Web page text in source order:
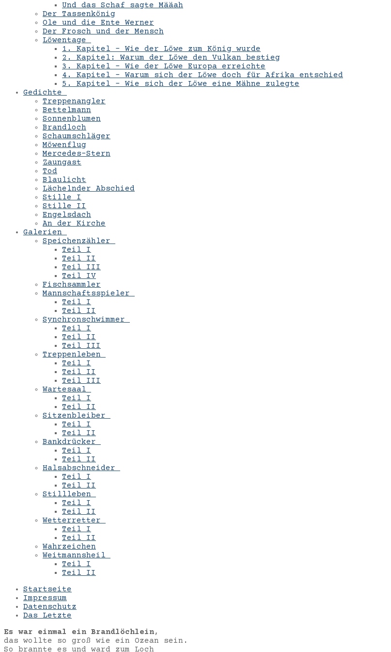
Und das Schaf sagte Määah
Der Tassenkönig
Ole und die Ente Werner
Der Frosch und der Mensch
Löwentage
1. Kapitel – Wie der Löwe zum König wurde
2. Kapitel: Warum der Löwe den Vulkan bestieg
3. Kapitel – Wie der Löwe Europa erreichte
4. Kapitel – Warum sich der Löwe doch für Afrika entschied
5. Kapitel – Wie sich der Löwe eine Mähne zulegte
Gedichte
Treppenangler
Bettelmann
Sonnenblumen
Brandloch
Schaumschläger
Möwenflug
Mercedes-Stern
Zaungast
Tod
Blaulicht
Lächelnder Abschied
Stille I
Stille II
Engelsdach
An der Kirche
Galerien
Speichenzähler
Teil I
Teil II
Teil III
Teil IV
Fischsammler
Mannschaftsspieler
Teil I
Teil II
Synchronschwimmer
Teil I
Teil II
Teil III
Treppenleben
Teil I
Teil II
Teil III
Wartesaal
Teil I
Teil II
Sitzenbleiber
Teil I
Teil II
Bankdrücker
Teil I
Teil II
Halsabschneider
Teil I
Teil II
Stillleben
Teil I
Teil II
Wetterretter
Teil I
Teil II
Wahrzeichen
Weitmannsheil
Teil I
Teil II
Startseite
Impressum
Datenschutz
Das Letzte
Es war einmal ein Brandlöchlein,
das wollte so groß wie ein Ozean sein.
So brannte es und ward zum Loch